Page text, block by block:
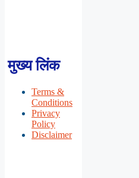
मुख्य लिंक
Terms &
Conditions
Privacy
Policy
Disclaimer